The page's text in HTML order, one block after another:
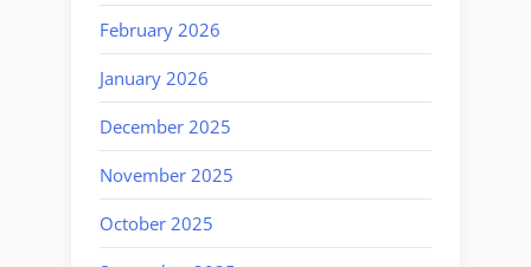
February 2026
January 2026
December 2025
November 2025
October 2025